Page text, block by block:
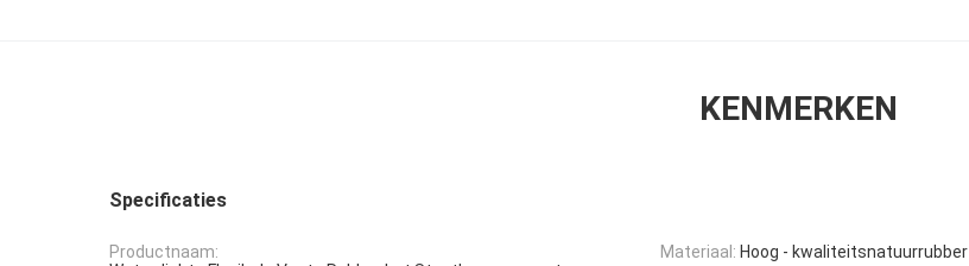
KENMERKEN
Specificaties
Productnaam:
Materiaal: Hoog - kwaliteitsnatuurrubber